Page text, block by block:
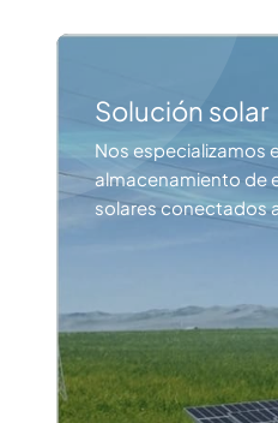
Solución solar
Nos especializamos
almacenamiento de
solares conectados
residenciales. Con
soluciones
diseñadas para
comerciales.
Diseños de